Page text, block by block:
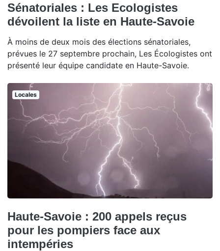
Sénatoriales : Les Ecologistes
dévoilent la liste en Haute-Savoie
À moins de deux mois des élections sénatoriales,
prévues le 27 septembre prochain, Les Écologistes ont
présenté leur équipe candidate en Haute-Savoie.
Locales
Haute-Savoie : 200 appels reçus
pour les pompiers face aux
intempéries